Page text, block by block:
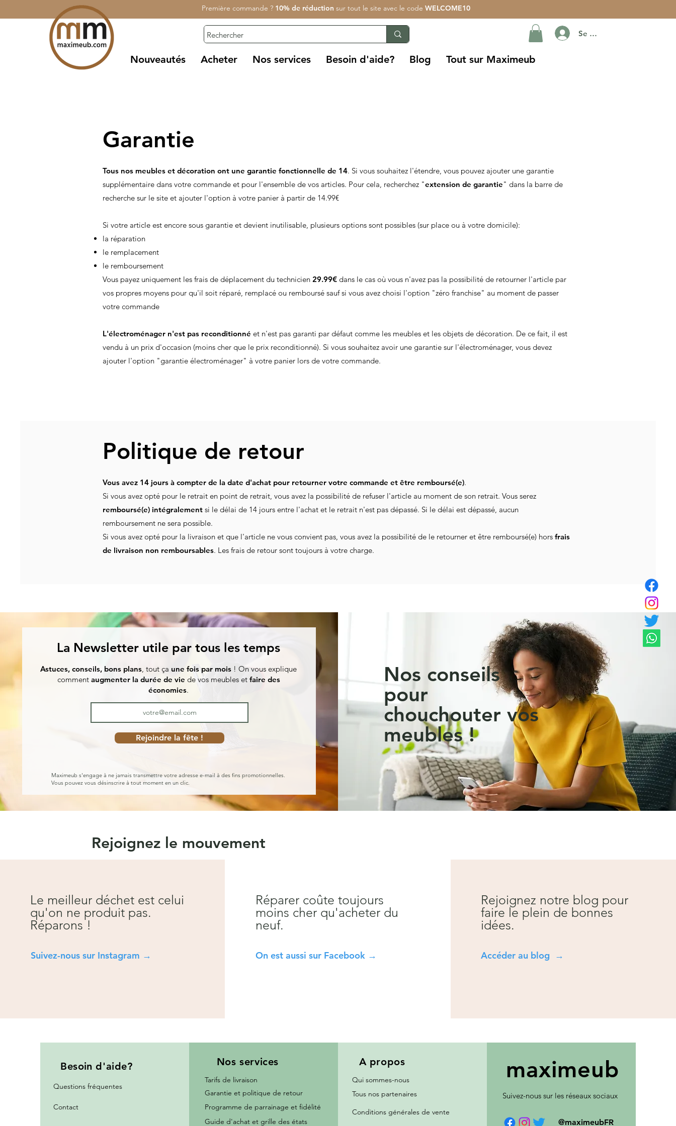
Nouveautés Acheter Nos services Besoin d'aide? Blog Tout sur Maximeub
Première commande ? 10% de réduction sur tout le site avec le code WELCOME10
Se connecter
Garantie
Tous nos meubles et décoration ont une garantie fonctionnelle de 14. Si vous souhaitez l'étendre, vous pouvez ajouter une garantie
supplémentaire dans votre commande et pour l'ensemble de vos articles. Pour cela, recherchez "extension de garantie" dans la barre de
recherche sur le site et ajouter l'option à votre panier à partir de 14.99€
Si votre article est encore sous garantie et devient inutilisable, plusieurs options sont possibles (sur place ou à votre domicile):
la réparation
le remplacement
le remboursement
Vous payez uniquement les frais de déplacement du technicien 29.99€ dans le cas où vous n'avez pas la possibilité de retourner l'article par
vos propres moyens pour qu'il soit réparé, remplacé ou remboursé sauf si vous avez choisi l'option "zéro franchise" au moment de passer
votre commande
L'électroménager n'est pas reconditionné et n'est pas garanti par défaut comme les meubles et les objets de décoration. De ce fait, il est
vendu à un prix d'occasion (moins cher que le prix reconditionné). Si vous souhaitez avoir une garantie sur l'électroménager, vous devez
ajouter l'option "garantie électroménager" à votre panier lors de votre commande.
Politique de retour
Vous avez 14 jours à compter de la date d'achat pour retourner votre commande et être remboursé(e).
Si vous avez opté pour le retrait en point de retrait, vous avez la possibilité de refuser l'article au moment de son retrait. Vous serez
remboursé(e) intégralement si le délai de 14 jours entre l'achat et le retrait n'est pas dépassé. Si le délai est dépassé, aucun
remboursement ne sera possible.
Si vous avez opté pour la livraison et que l'article ne vous convient pas, vous avez la possibilité de le retourner et être remboursé(e) hors frais
de livraison non remboursables. Les frais de retour sont toujours à votre charge.
La Newsletter utile par tous les temps
Astuces, conseils, bons plans, tout ça une fois par mois ! On vous explique
comment augmenter la durée de vie de vos meubles et faire des
économies.
Rejoindre la fête !
Maximeub s'engage à ne jamais transmettre votre adresse e-mail à des fins promotionnelles.
Vous pouvez vous désinscrire à tout moment en un clic.
Nos conseils
pour
chouchouter vos
meubles !
Rejoignez le mouvement
Le meilleur déchet est celui
qu'on ne produit pas.
Réparons !
Suivez-nous sur Instagram →
Réparer coûte toujours
moins cher qu'acheter du
neuf.
On est aussi sur Facebook →
Rejoignez notre blog pour
faire le plein de bonnes
idées.
Accéder au blog →
Besoin d'aide?
Questions fréquentes
Contact
Nos services
Tarifs de livraison
Garantie et politique de retour
Programme de parrainage et fidélité
Guide d'achat et grille des états
A propos
Qui sommes-nous
Tous nos partenaires
Conditions générales de vente
maximeub
Suivez-nous sur les réseaux sociaux
@maximeubFR